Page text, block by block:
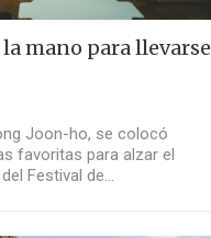
mano para llevarse
Joon-ho, se colocó
favoritas para alzar el
Festival de…